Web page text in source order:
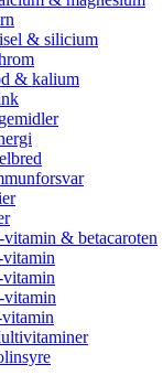
& silicium
& kalium
& betacaroten